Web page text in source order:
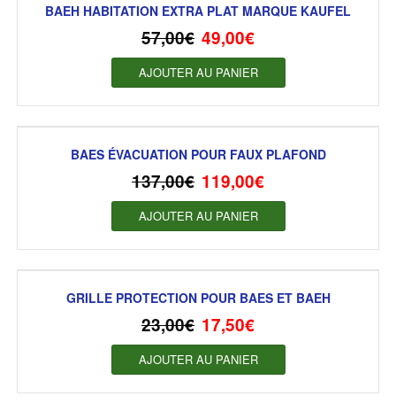
BAEH HABITATION EXTRA PLAT MARQUE KAUFEL
57,00€ 49,00€
AJOUTER AU PANIER
BAES ÉVACUATION POUR FAUX PLAFOND
137,00€ 119,00€
AJOUTER AU PANIER
GRILLE PROTECTION POUR BAES ET BAEH
23,00€ 17,50€
AJOUTER AU PANIER